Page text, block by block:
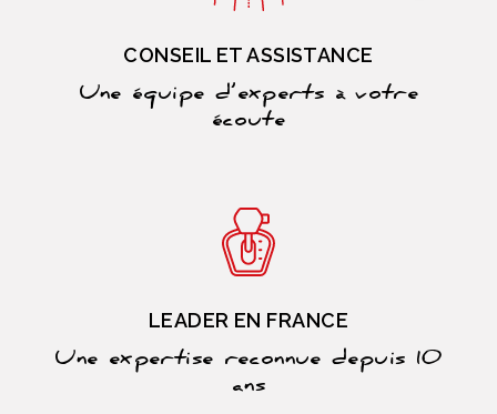
CONSEIL ET ASSISTANCE
Une équipe d’experts à votre
écoute
LEADER EN FRANCE
Une expertise reconnue depuis 10
ans